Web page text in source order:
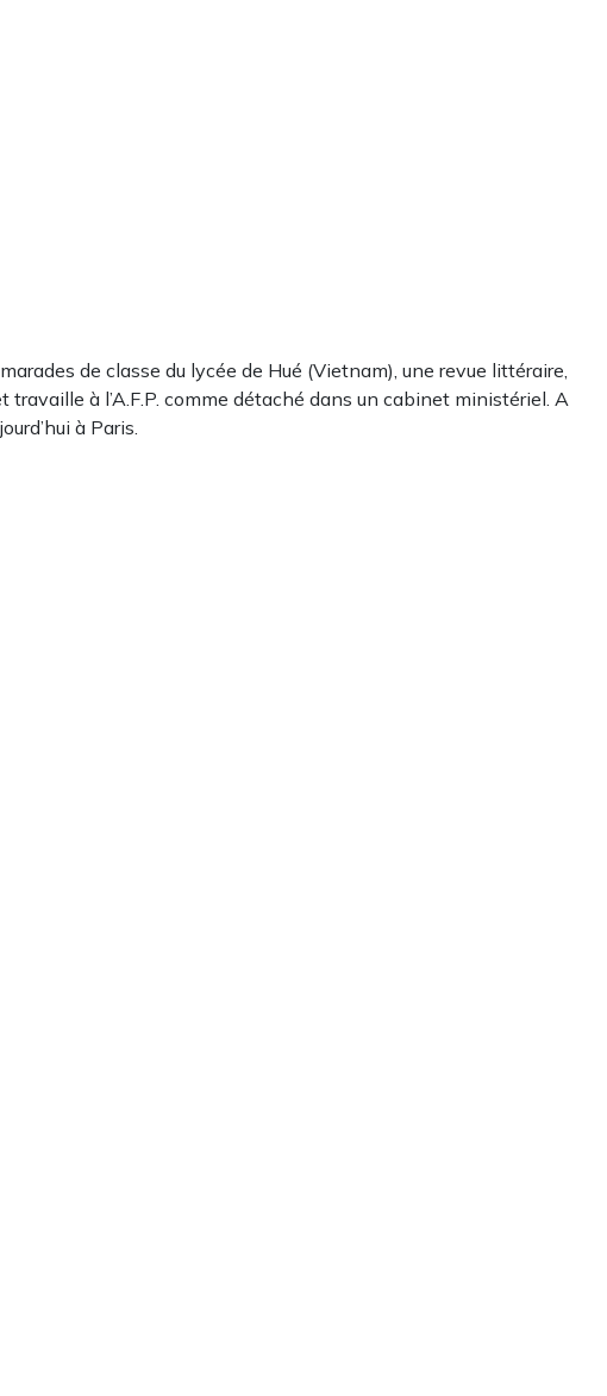
de classe du lycée de Hué (Vietnam), une revue littéraire,
travaille à l’A.F.P. comme détaché dans un cabinet ministériel. A
à Paris.